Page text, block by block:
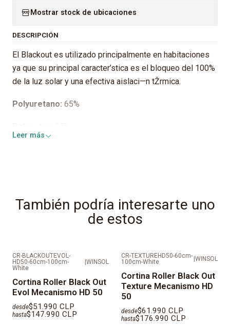
Mostrar stock de ubicaciones
DESCRIPCIÓN
El Blackout es utilizado principalmente en habitaciones
ya que su principal caracter’stica es el bloqueo del 100%
de la luz solar y una efectiva aislaci—n tŽrmica.
Polyuretano: 65%
Retardante al Fuego
IMPORTANTE: AL SER PRODUCTOS FABRICADOS A
MEDIDAS LOS TIEMPOS DE ENTREGA SON DE 10 DêAS
HçBILES
VALORES REFLEJADOS NO CONSIDERAN INSTALACIîN.
Leer más
También podría interesarte uno
de estos
CR-BLACKOUTEVOL-
HD50-60cm-100cm-
White
WINSOL
Cortina Roller Black Out
Evol Mecanismo HD 50
desde$51.990 CLP
hasta$147.990 CLP
CR-TEXTUREHD50-60cm-
100cm-White
WINSOL
Cortina Roller Black Out
Texture Mecanismo HD
50
desde$61.990 CLP
hasta$176.990 CLP